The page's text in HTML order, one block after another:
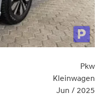
Pkw
Kleinwagen
Jun / 2025